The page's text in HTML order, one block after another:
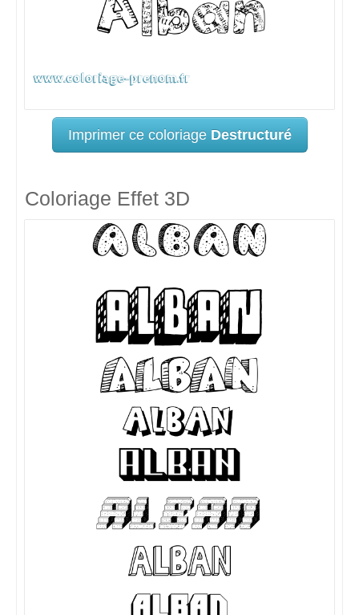
Imprimer ce coloriage Destructuré
Coloriage Effet 3D